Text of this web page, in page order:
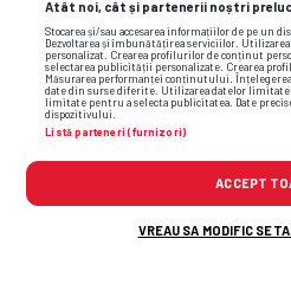
Atât noi, cât și partenerii noștri
Stocarea și/sau accesarea informațiilor de pe un
Dezvoltarea și îmbunătățirea serviciilor.
personalizat. Crearea profilurilor de conținut
selectarea publicității personalizate. Crearea
Măsurarea performanței conținutului.
date din surse diferite. Utilizarea datelor
limitate pentru a selecta publicitatea. Date
dispozitivului.
Listă parteneri (furnizori)
ACCEPT
VREAU SA MODIFIC